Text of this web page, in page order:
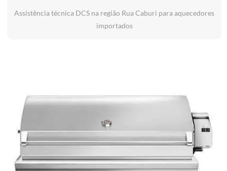
Assistência técnica DCS na região Rua Caburi para aquecedores
importados